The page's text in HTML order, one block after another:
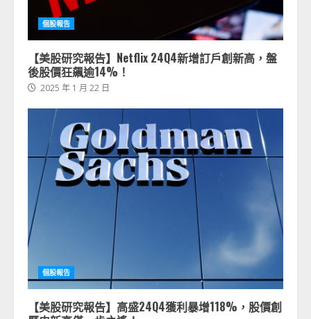
個股報告
【美股研究報告】Netflix 24Q4新增訂戶創新高，盤
後股價狂飆逾14%！
2025 年 1 月 22 日
個股報告
【美股研究報告】高盛24Q4獲利暴增118%，股價創